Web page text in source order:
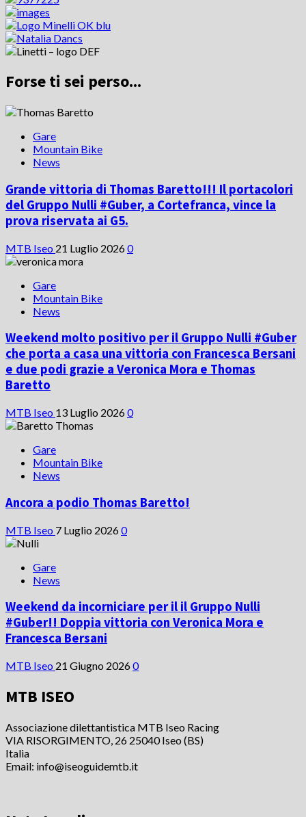
Forse ti sei perso...
Gare
Mountain Bike
News
Grande vittoria di Thomas Baretto!!! Il portacolori
del Gruppo Nulli #Guber, a Cortefranca, vince la
prova riservata ai G5.
MTB Iseo 21 Luglio 20260
Gare
Mountain Bike
News
Weekend molto positivo per il Gruppo Nulli #Guber
che porta a casa una vittoria con Francesca Bersani
e due podi grazie a Veronica Mora e Thomas
Baretto
MTB Iseo 13 Luglio 20260
Gare
Mountain Bike
News
Ancora a podio Thomas Baretto!
MTB Iseo 7 Luglio 20260
Gare
News
Weekend da incorniciare per il il Gruppo Nulli
#Guber!! Doppia vittoria con Veronica Mora e
Francesca Bersani
MTB Iseo 21 Giugno 20260
MTB ISEO
Associazione dilettantistica MTB Iseo Racing
VIA RISORGIMENTO, 26 25040 Iseo (BS)
Italia
Email: info@iseoguidemtb.it